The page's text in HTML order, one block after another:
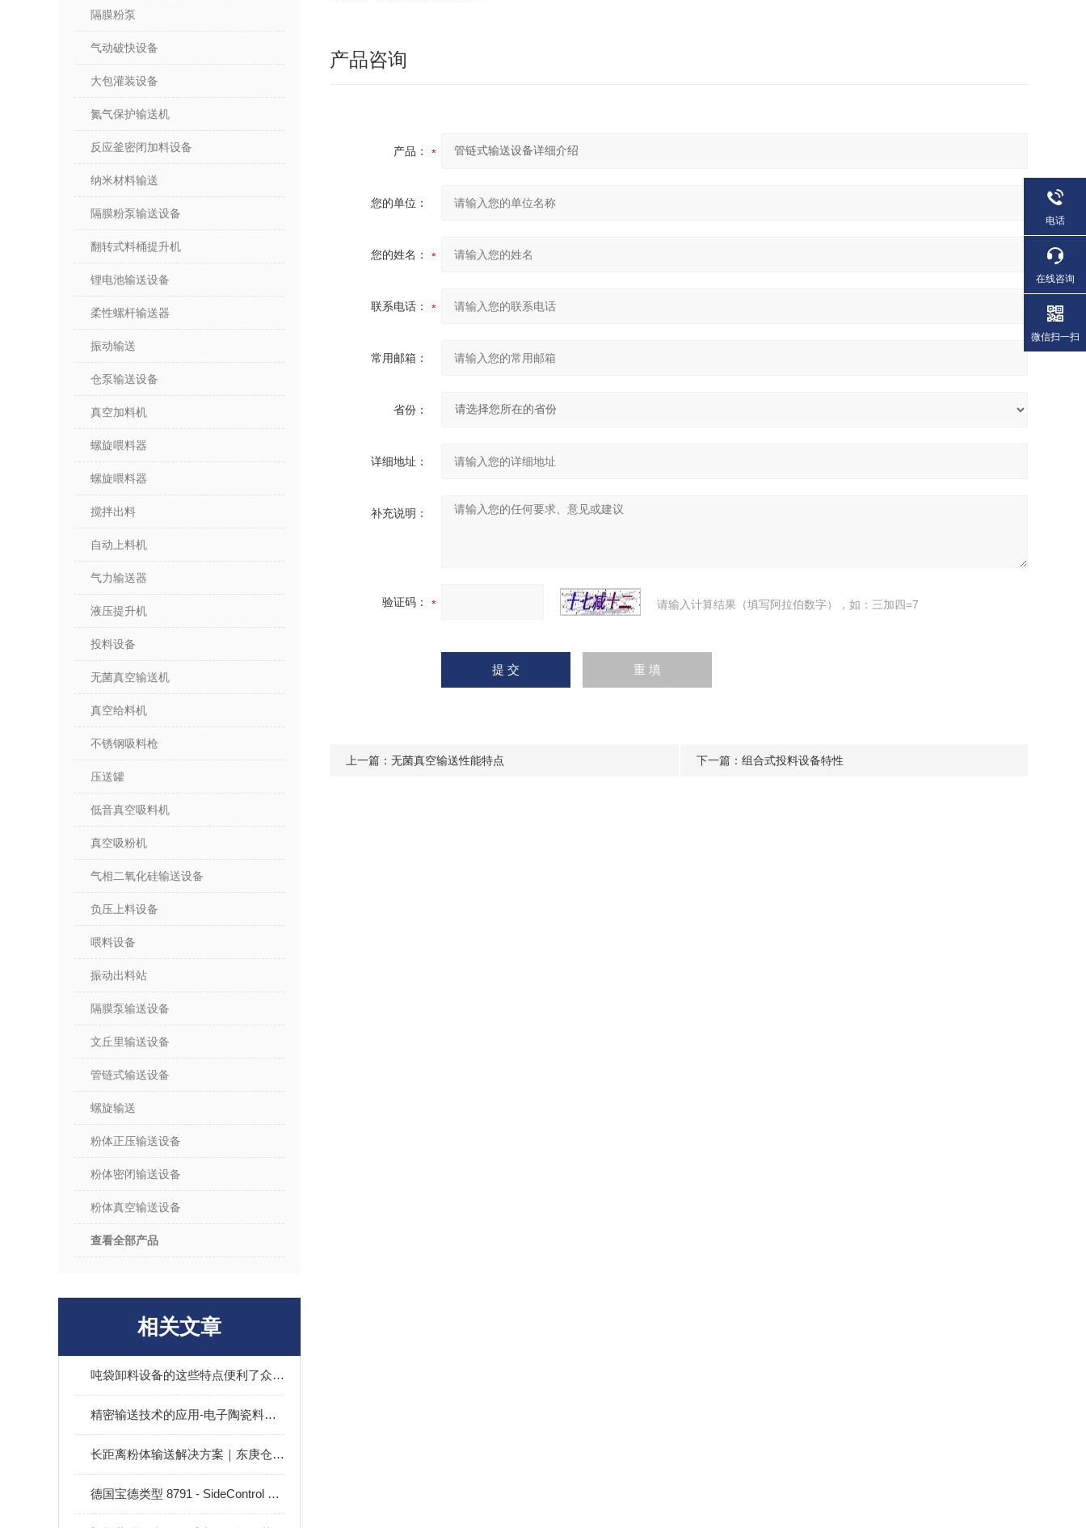
产品咨询
产品：
您的单位：
您的姓名：
联系电话：
常用邮箱：
省份：
详细地址：
补充说明：
验证码： 请输入计算结果（填写阿拉伯数字），如：三加四=7
上一篇： 无菌真空输送性能特点 下一篇： 组合式投料设备特性
隔膜粉泵
气动破快设备
大包灌装设备
氮气保护输送机
反应釜密闭加料设备
纳米材料输送
隔膜粉泵输送设备
翻转式料桶提升机
锂电池输送设备
柔性螺杆输送器
振动输送
仓泵输送设备
真空加料机
螺旋喂料器
螺旋喂料器
搅拌出料
自动上料机
气力输送器
液压提升机
投料设备
无菌真空输送机
真空给料机
不锈钢吸料枪
压送罐
低音真空吸料机
真空吸粉机
气相二氧化硅输送设备
负压上料设备
喂料设备
振动出料站
隔膜泵输送设备
文丘里输送设备
管链式输送设备
螺旋输送
粉体正压输送设备
粉体密闭输送设备
粉体真空输送设备
查看全部产品
相关文章
吨袋卸料设备的这些特点便利了众多行业！
精密输送技术的应用-电子陶瓷料气力输送系统
长距离粉体输送解决方案｜东庚仓泵发送罐 低流速低磨损防堵气力输送设备
德国宝德类型 8791 - SideControl BASIC 数字式电动气动定位器
电话
在线咨询
微信扫一扫